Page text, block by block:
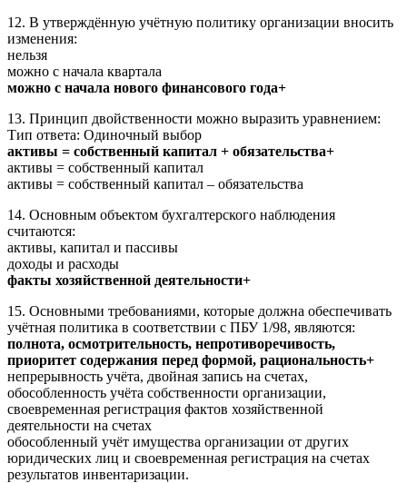
12. В утверждённую учётную политику организации вносить
изменения:
нельзя
можно с начала квартала
можно с начала нового финансового года+
13. Принцип двойственности можно выразить уравнением:
Тип ответа: Одиночный выбор
активы = собственный капитал + обязательства+
активы = собственный капитал
активы = собственный капитал – обязательства
14. Основным объектом бухгалтерского наблюдения
считаются:
активы, капитал и пассивы
доходы и расходы
факты хозяйственной деятельности+
15. Основными требованиями, которые должна обеспечивать
учётная политика в соответствии с ПБУ 1/98, являются:
полнота, осмотрительность, непротиворечивость,
приоритет содержания перед формой, рациональность+
непрерывность учёта, двойная запись на счетах,
обособленность учёта собственности организации,
своевременная регистрация фактов хозяйственной
деятельности на счетах
обособленный учёт имущества организации от других
юридических лиц и своевременная регистрация на счетах
результатов инвентаризации.